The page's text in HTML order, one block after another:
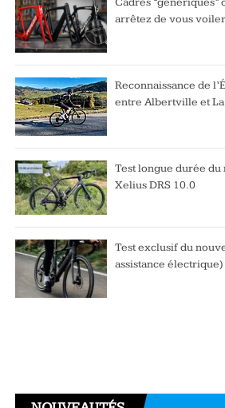
arrêtez de vous
Reconnaissance de
entre Albertville et La
Test longue durée
Xelius DRS 10.0
Test exclusif du
assistance électrique)